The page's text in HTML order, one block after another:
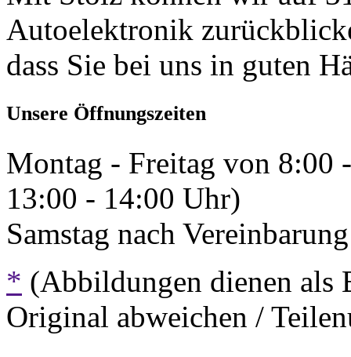
Autoelektronik
dass Sie bei uns in guten
Unsere Öffnungszeiten
Montag - Freitag von 8:00
13:00 - 14:00 Uhr)
Samstag nach
* (Abbildungen dienen als
Original abweichen /